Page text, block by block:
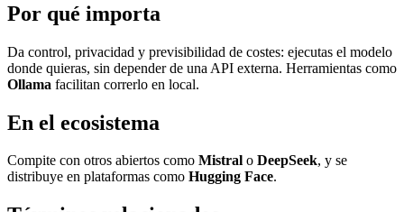
Por qué importa
Da control, privacidad y previsibilidad de costes: ejecutas el modelo
donde quieras, sin depender de una API externa. Herramientas como
Ollama facilitan correrlo en local.
En el ecosistema
Compite con otros abiertos como Mistral o DeepSeek, y se
distribuye en plataformas como Hugging Face.